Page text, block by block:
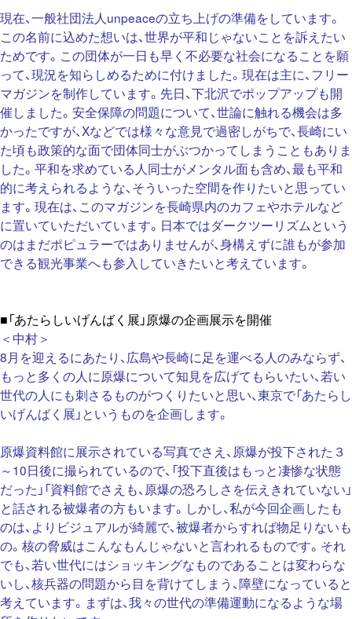
現在、一般社団法人unpeaceの立ち上げの準備をしています。
この名前に込めた想いは、世界が平和じゃないことを訴えたい
ためです。この団体が一日も早く不必要な社会になることを願
って、現況を知らしめるために付けました。現在は主に、フリー
マガジンを制作しています。先日、下北沢でポップアップも開
催しました。安全保障の問題について、世論に触れる機会は多
かったですが、Xなどでは様々な意見で過密しがちで、長崎にい
た頃も政策的な面で団体同士がぶつかってしまうこともありま
した。平和を求めている人同士がメンタル面も含め、最も平和
的に考えられるような、そういった空間を作りたいと思ってい
ます。現在は、このマガジンを長崎県内のカフェやホテルなど
に置いていただいています。日本ではダークツーリズムという
のはまだポピュラーではありませんが、身構えずに誰もが参加
できる観光事業へも参入していきたいと考えています。
■「あたらしいげんばく展」原爆の企画展示を開催
＜中村＞
8月を迎えるにあたり、広島や長崎に足を運べる人のみならず、
もっと多くの人に原爆について知見を広げてもらいたい、若い
世代の人にも刺さるものがつくりたいと思い、東京で「あたらし
いげんばく展」というものを企画します。
原爆資料館に展示されている写真でさえ、原爆が投下された３
～10日後に撮られているので、「投下直後はもっと凄惨な状態
だった」「資料館でさえも、原爆の恐ろしさを伝えきれていない」
と話される被爆者の方もいます。しかし、私が今回企画したも
のは、よりビジュアルが綺麗で、被爆者からすれば物足りないも
の。核の脅威はこんなもんじゃないと言われるものです。それ
でも、若い世代にはショッキングなものであることは変わらな
いし、核兵器の問題から目を背けてしまう、障壁になっていると
考えています。 まずは、我々の世代の準備運動になるような場